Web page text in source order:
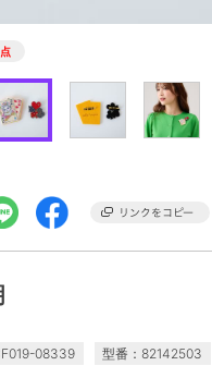
08339 型番：82142503